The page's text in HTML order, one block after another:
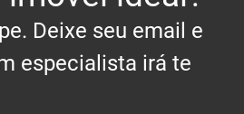
Deixe seu email e
especialista irá te